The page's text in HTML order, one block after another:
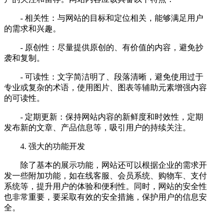
- 相关性：与网站的目标和定位相关，能够满足用户
的需求和兴趣。
- 原创性：尽量提供原创的、有价值的内容，避免抄
袭和复制。
- 可读性：文字简洁明了、段落清晰，避免使用过于
专业或复杂的术语，使用图片、图表等辅助元素增强内容
的可读性。
- 定期更新：保持网站内容的新鲜度和时效性，定期
发布新的文章、产品信息等，吸引用户的持续关注。
4. 强大的功能开发
除了基本的展示功能，网站还可以根据企业的需求开
发一些附加功能，如在线客服、会员系统、购物车、支付
系统等，提升用户的体验和便利性。同时，网站的安全性
也非常重要，要采取有效的安全措施，保护用户的信息安
全。